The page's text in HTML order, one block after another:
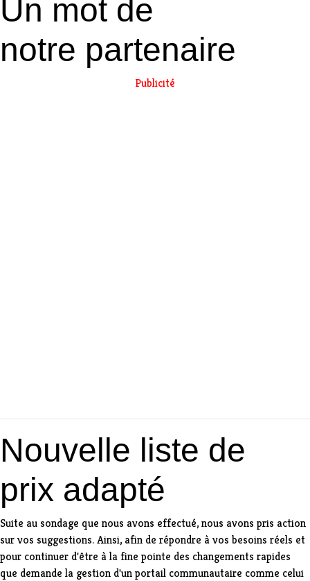
Un mot de
notre partenaire
Publicité
Nouvelle liste de
prix adapté
Suite au sondage que nous avons effectué, nous avons pris action
sur vos suggestions. Ainsi, afin de répondre à vos besoins réels et
pour continuer d'être à la fine pointe des changements rapides
que demande la gestion d'un portail communautaire comme celui